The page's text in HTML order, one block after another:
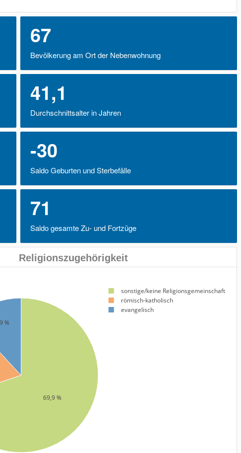
67
Bevölkerung am Ort der Nebenwohnung
41,1
Durchschnittsalter in Jahren
-30
Saldo Geburten und Sterbefälle
71
Saldo gesamte Zu- und Fortzüge
Religionszugehörigkeit
69,9 %
%
sonstige/keine Religionsgemeinschaft
römisch-katholisch
evangelisch